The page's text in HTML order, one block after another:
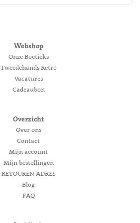
Webshop
Onze Boetieks
Tweedehands Retro
Vacatures
Cadeaubon
Overzicht
Over ons
Contact
Mijn account
Mijn bestellingen
RETOUREN ADRES
Blog
FAQ